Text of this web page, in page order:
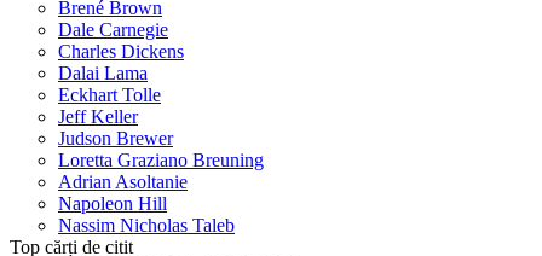
Brené Brown
Dale Carnegie
Charles Dickens
Dalai Lama
Eckhart Tolle
Jeff Keller
Judson Brewer
Loretta Graziano Breuning
Adrian Asoltanie
Napoleon Hill
Nassim Nicholas Taleb
Top cărți de citit